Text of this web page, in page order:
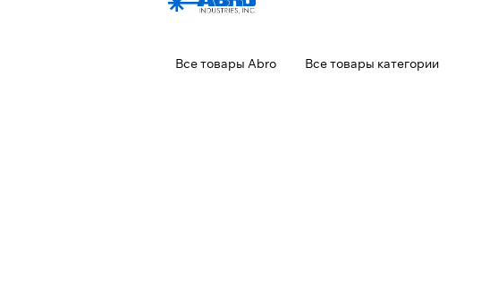
Все товары Abro Все товары категории